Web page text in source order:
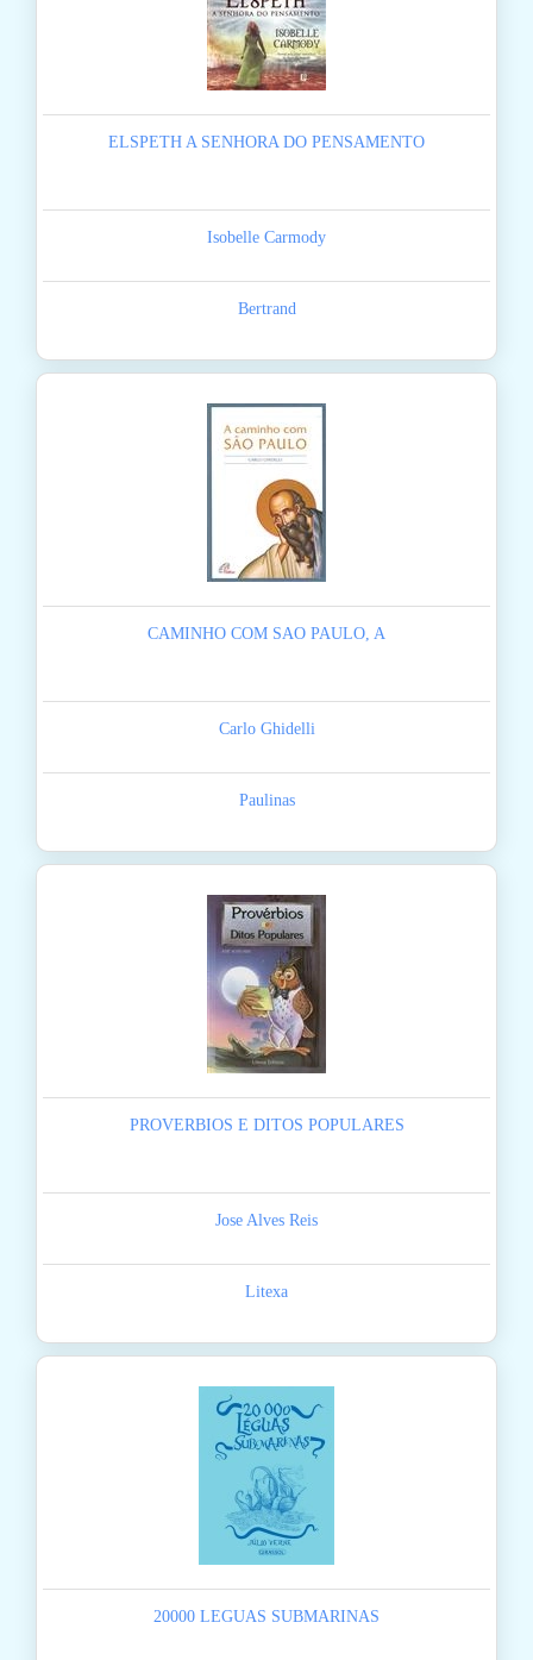
ELSPETH A SENHORA DO PENSAMENTO
Isobelle Carmody
Bertrand
CAMINHO COM SAO PAULO, A
Carlo Ghidelli
Paulinas
PROVERBIOS E DITOS POPULARES
Jose Alves Reis
Litexa
20000 LEGUAS SUBMARINAS